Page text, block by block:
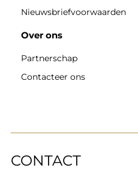
CONTACT
Nieuwsbriefvoorwaarden
Over ons
Partnerschap
Contacteer ons